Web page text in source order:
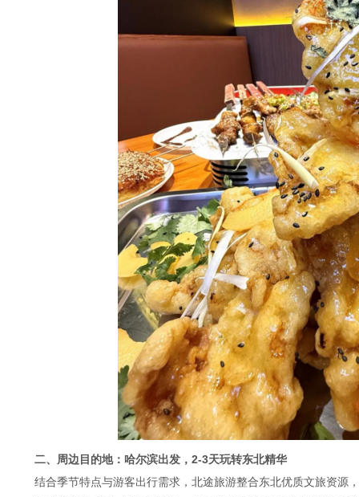
二、周边目的地：哈尔滨出发，2-3天玩转东北精华
结合季节特点与游客出行需求，北途旅游整合东北优质文旅资源